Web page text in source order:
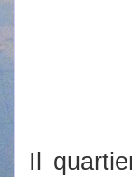
Il